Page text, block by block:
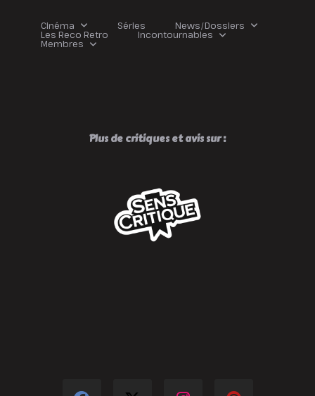
Cinéma Séries News/Dossiers
Les Reco Retro Incontournables
Membres
Plus de critiques et avis sur :